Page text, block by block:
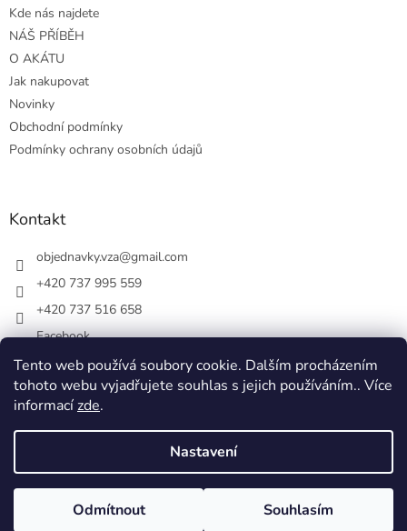
Tento web používá soubory cookie. Dalším procházením
tohoto webu vyjadřujete souhlas s jejich používáním.. Více
informacízde.
Nastavení
Odmítnout Souhlasím
Kde nás najdete
NÁŠ PŘÍBĚH
O AKÁTU
Jak nakupovat
Novinky
Obchodní podmínky
Podmínky ochrany osobních údajů
Kontakt
objednavky.vza@gmail.com
+420 737 995 559
+420 737 516 658
Facebook
vsezakatu/
+420 737 516 658
Vytvořil Shoptet
Copyright 2026Vše z akátu . Všechna práva vyhrazena.